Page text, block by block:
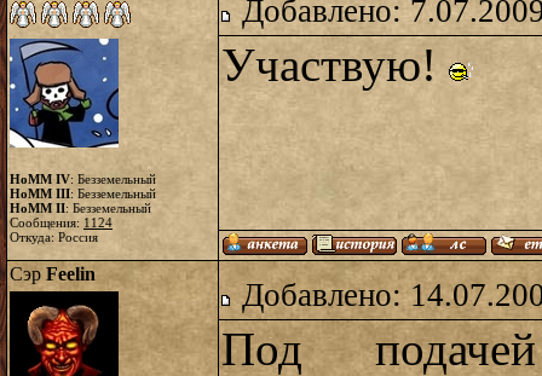
HoMM IV: Безземельный
HoMM III: Безземельный
HoMM II: Безземельный
Сообщения: 1124
Откуда: Россия
Добавлено:
Участвую!
Сэр Feelin
Добавлено:
Под